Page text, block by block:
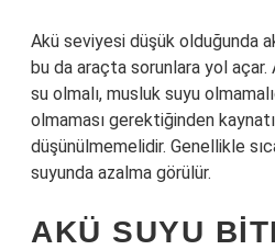
Akü seviyesi düşük olduğunda
bu da araçta sorunlara yol
su olmalı, musluk suyu
olmaması gerektiğinden
düşünülmemelidir. Genellikle
suyunda azalma görülür.
AKÜ SUYU